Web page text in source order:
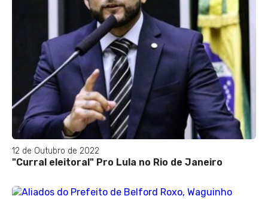
12 de Outubro de 2022
"Curral eleitoral" Pro Lula no Rio de Janeiro